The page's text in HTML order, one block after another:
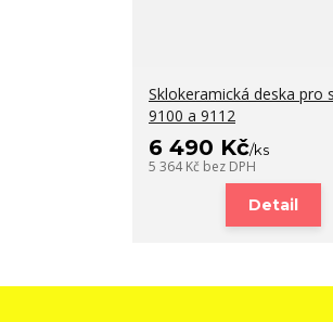
Sklokeramická deska pro
9100 a 9112
6 490 Kč/ks
5 364 Kč bez DPH
Detail